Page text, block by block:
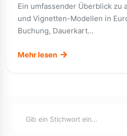
Ein umfassender Überblick zu
und Vignetten-Modellen in
Buchung, Dauerkart...
Mehr lesen